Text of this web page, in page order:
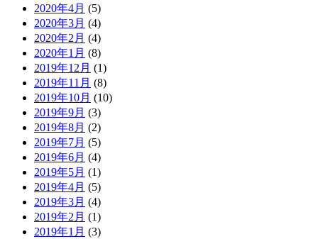
2020年4月 (5)
2020年3月 (4)
2020年2月 (4)
2020年1月 (8)
2019年12月 (1)
2019年11月 (8)
2019年10月 (10)
2019年9月 (3)
2019年8月 (2)
2019年7月 (5)
2019年6月 (4)
2019年5月 (1)
2019年4月 (5)
2019年3月 (4)
2019年2月 (1)
2019年1月 (3)